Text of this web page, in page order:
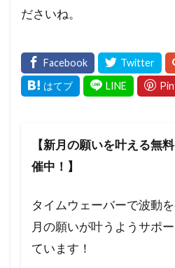
ださいね。
【新月の願いを叶える無
催中！】
タイムウェーバーで波動
月の願いが叶うようサポ
ています！